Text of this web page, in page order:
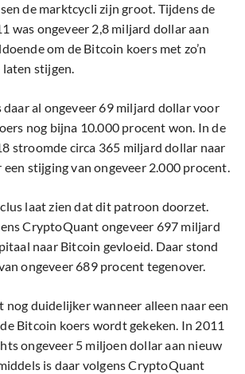
de marktcycli zijn groot. Tijdens de
was ongeveer 2,8 miljard dollar aan
om de Bitcoin koers met zo’n
stijgen.
al ongeveer 69 miljard dollar voor
nog bijna 10.000 procent won. In de
stroomde circa 365 miljard dollar naar
stijging van ongeveer 2.000 procent.
laat zien dat dit patroon doorzet.
CryptoQuant ongeveer 697 miljard
naar Bitcoin gevloeid. Daar stond
ongeveer 689 procent tegenover.
duidelijker wanneer alleen naar een
Bitcoin koers wordt gekeken. In 2011
ongeveer 5 miljoen dollar aan nieuw
is daar volgens CryptoQuant